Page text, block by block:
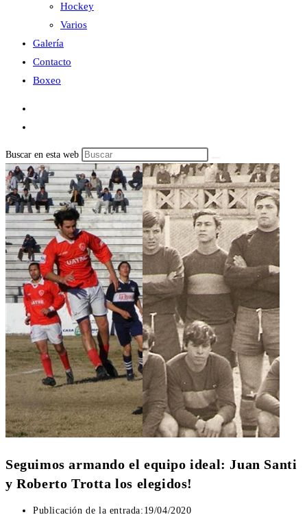
Hockey
Varios
Galería
Contacto
Boxeo
Buscar en esta web
Seguimos armando el equipo ideal: Juan Santi
y Roberto Trotta los elegidos!
Publicación de la entrada: 19/04/2020